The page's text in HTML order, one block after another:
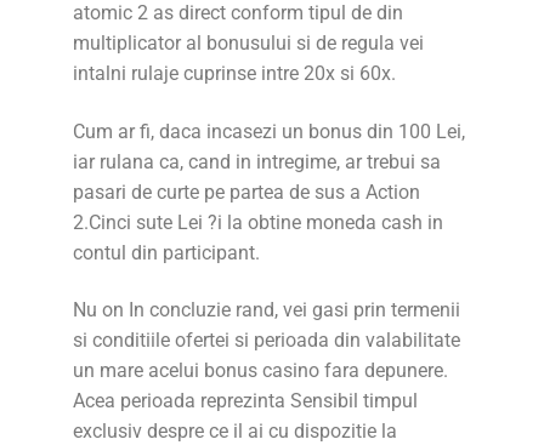
atomic 2 as direct conform tipul de din
multiplicator al bonusului si de regula vei
intalni rulaje cuprinse intre 20x si 60x.
Cum ar fi, daca incasezi un bonus din 100 Lei,
iar rulana ca, cand in intregime, ar trebui sa
pasari de curte pe partea de sus a Action
2.Cinci sute Lei ?i la obtine moneda cash in
contul din participant.
Nu on In concluzie rand, vei gasi prin termenii
si conditiile ofertei si perioada din valabilitate
un mare acelui bonus casino fara depunere.
Acea perioada reprezinta Sensibil timpul
exclusiv despre ce il ai cu dispozitie la